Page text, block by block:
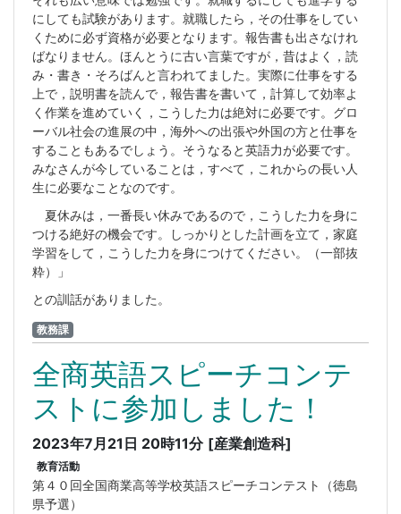
にしても試験があります。就職したら，その仕事をしてい
くために必ず資格が必要となります。報告書も出さなけれ
ばなりません。ほんとうに古い言葉ですが，昔はよく，読
み・書き・そろばんと言われてました。実際に仕事をする
上で，説明書を読んで，報告書を書いて，計算して効率よ
く作業を進めていく，こうした力は絶対に必要です。グロ
ーバル社会の進展の中，海外への出張や外国の方と仕事を
することもあるでしょう。そうなると英語力が必要です。
みなさんが今していることは，すべて，これからの長い人
生に必要なことなのです。
夏休みは，一番長い休みであるので，こうした力を身に
つける絶好の機会です。しっかりとした計画を立て，家庭
学習をして，こうした力を身につけてください。（一部抜
粋）」
との訓話がありました。
教務課
全商英語スピーチコンテ
ストに参加しました！
2023年7月21日 20時11分 [産業創造科]
教育活動
第４０回全国商業高等学校英語スピーチコンテスト（徳島
県予選）